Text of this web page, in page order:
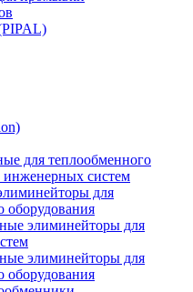
для теплообменного
инженерных систем
для
оборудования
элиминейторы для
элиминейторы для
оборудования